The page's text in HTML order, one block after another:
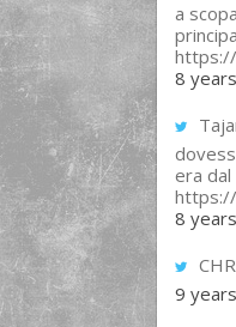
a
8
era dal
8
9